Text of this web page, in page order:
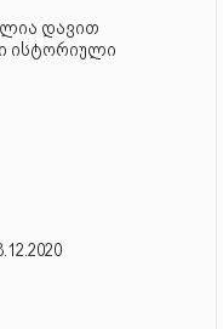
დავით
ისტორიული